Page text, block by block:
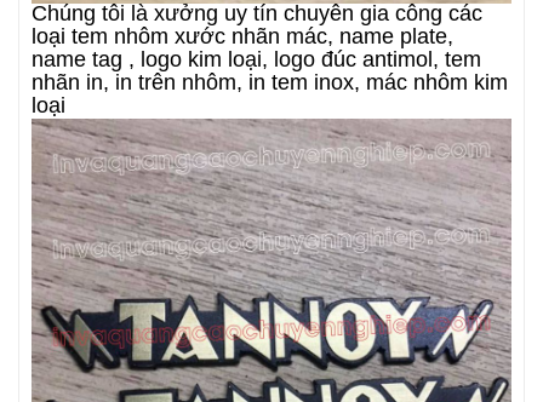
Chúng tôi là xưởng uy tín chuyên gia công các
loại tem nhôm xước nhãn mác, name plate,
name tag , logo kim loại, logo đúc antimol, tem
nhãn in, in trên nhôm, in tem inox, mác nhôm kim
loại